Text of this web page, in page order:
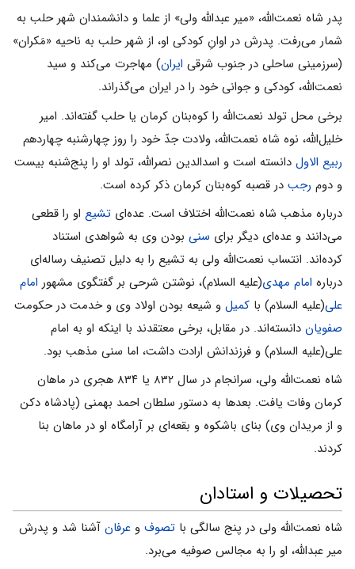
پدر شاه نعمت‌الله، «میر عبدالله ولى» از علما و دانشمندان شهر حلب به‌
شمار می‌رفت. پدرش در اوانِ کودکی او، از شهر حلب به ناحیه «مَکران»
(سرزمینی ساحلی در جنوب شرقی ایران) مهاجرت می‌کند و سید
نعمت‌الله، کودکی و جوانی خود را در ایران می‌گذراند.
برخى محل تولد نعمت‌الله را کوه‌بنان کرمان یا حلب گفته‌اند. امیر
خلیل‌الله، نوه شاه نعمت‌الله، ولادت جدّ خود را روز چهارشنبه چهاردهم
ربیع الاول دانسته است و اسدالدین نصرالله، تولد او را پنج‌شنبه بیست
و دوم رجب در قصبه کوه‌بنان کرمان ذکر کرده است.
درباره مذهب شاه نعمت‌الله اختلاف است. عده‌ای تشیع او را قطعی
می‌دانند و عده‌ای دیگر برای سنی بودن وی به شواهدی استناد
کرده‌اند. انتساب نعمت‌الله ولی به تشیع را به دلیل تصنیف رساله‌ای
درباره امام مهدی(علیه السلام)، نوشتن شرحی بر گفتگوی مشهور امام
علی(علیه السلام) با کمیل و شیعه بودن اولاد وی و خدمت در حکومت
صفویان دانسته‌اند. در مقابل، برخی معتقدند با اینکه او به امام
علی(علیه السلام) و فرزندانش ارادت داشت، اما سنی مذهب بود.
شاه نعمت‌الله ولى، سرانجام در سال ۸۳۲ یا ۸۳۴ هجری در ماهان
کرمان وفات یافت. بعدها به دستور سلطان احمد بهمنی (پادشاه دکن
و از مریدان وی) بنای باشکوه و بقعه‌ای بر آرامگاه او در ماهان بنا
کردند.
تحصیلات و استادان
شاه نعمت‌الله ولى در پنج سالگى با تصوف و عرفان آشنا شد و پدرش
میر عبدالله، او را به مجالس صوفیه مى‌برد.